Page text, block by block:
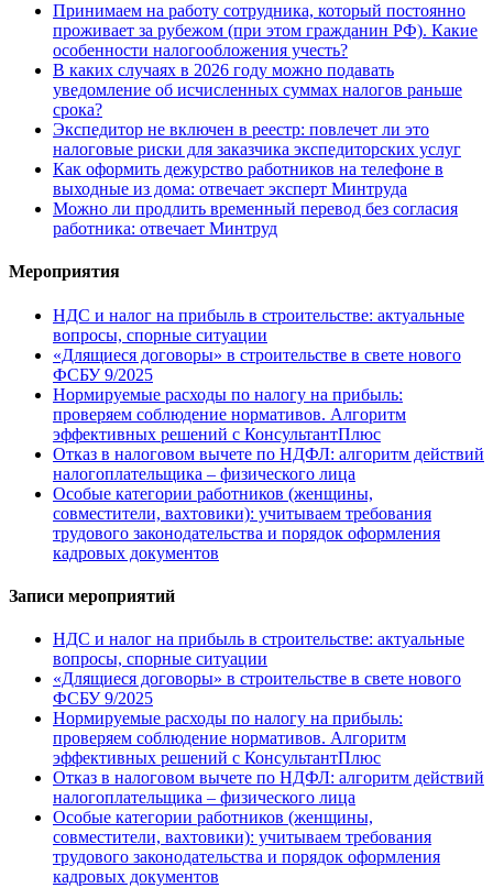
Принимаем на работу сотрудника, который постоянно
проживает за рубежом (при этом гражданин РФ). Какие
особенности налогообложения учесть?
В каких случаях в 2026 году можно подавать
уведомление об исчисленных суммах налогов раньше
срока?
Экспедитор не включен в реестр: повлечет ли это
налоговые риски для заказчика экспедиторских услуг
Как оформить дежурство работников на телефоне в
выходные из дома: отвечает эксперт Минтруда
Можно ли продлить временный перевод без согласия
работника: отвечает Минтруд
Мероприятия
НДС и налог на прибыль в строительстве: актуальные
вопросы, спорные ситуации
«Длящиеся договоры» в строительстве в свете нового
ФСБУ 9/2025
Нормируемые расходы по налогу на прибыль:
проверяем соблюдение нормативов. Алгоритм
эффективных решений с КонсультантПлюс
Отказ в налоговом вычете по НДФЛ: алгоритм действий
налогоплательщика – физического лица
Особые категории работников (женщины,
совместители, вахтовики): учитываем требования
трудового законодательства и порядок оформления
кадровых документов
Записи мероприятий
НДС и налог на прибыль в строительстве: актуальные
вопросы, спорные ситуации
«Длящиеся договоры» в строительстве в свете нового
ФСБУ 9/2025
Нормируемые расходы по налогу на прибыль:
проверяем соблюдение нормативов. Алгоритм
эффективных решений с КонсультантПлюс
Отказ в налоговом вычете по НДФЛ: алгоритм действий
налогоплательщика – физического лица
Особые категории работников (женщины,
совместители, вахтовики): учитываем требования
трудового законодательства и порядок оформления
кадровых документов